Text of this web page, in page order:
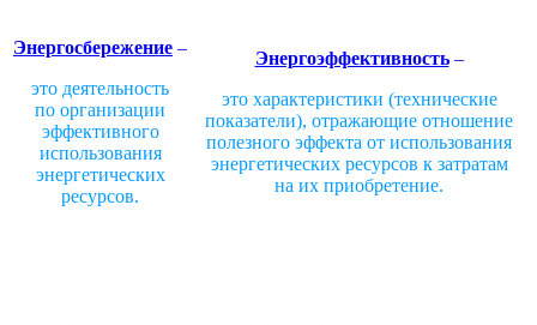
Энергосбережение –
это деятельность
по организации
эффективного
использования
энергетических
ресурсов.
Энергоэффективность–
это характеристики (технические
показатели), отражающие отношение
полезного эффекта от использования
энергетических ресурсов к затратам
на их приобретение.